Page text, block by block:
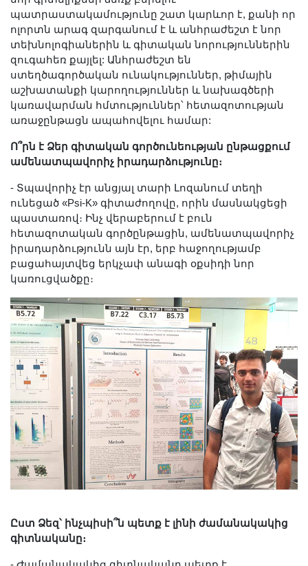
պատրաստակամությունը շատ կարևոր է, քանի որ
ոլորտն արագ զարգանում է և անհրաժեշտ է նոր
տեխնոլոգիաներին և գիտական նորություններին
զուգահեռ քայլել: Անհրաժեշտ են
ստեղծագործական ունակություններ, թիմային
աշխատանքի կարողություններ և նախագծերի
կառավարման հմտություններ՝ հետազոտության
առաջընթացն ապահովելու համար:
Ո՞րն է Ձեր գիտական գործունեության ընթացքում
ամենատպավորիչ իրադարձությունը։
- Տպավորիչ էր անցյալ տարի Լոզանում տեղի
ունեցած «Psi-K» գիտաժողովը, որին մասնակցեցի
պաստառով։ Ինչ վերաբերում է բուն
հետազոտական գործընթացին, ամենատպավորիչ
իրադարձությունն այն էր, երբ հաջողությամբ
բացահայտվեց երկչափ անագի օքսիդի նոր
կառուցվածքը։
Ըստ Ձեզ՝ ինչպիսի՞ն պետք է լինի ժամանակակից
գիտնականը։